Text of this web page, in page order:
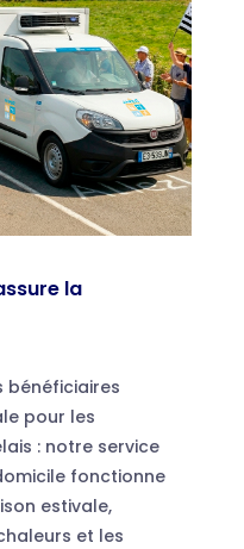
la
bénéficiaires
pour les
: notre service
fonctionne
estivale,
et les